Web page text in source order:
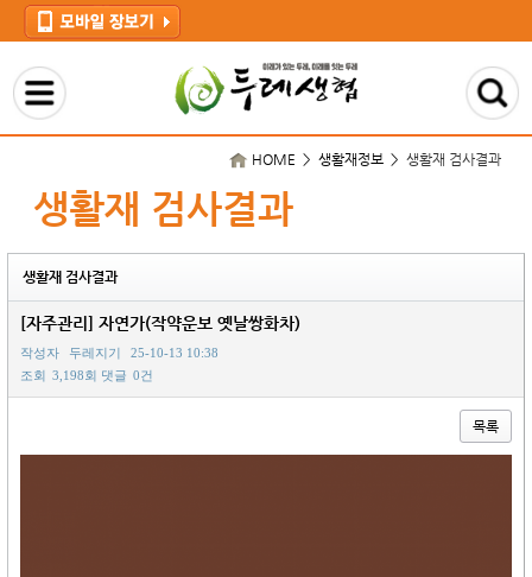
생활재 검사결과
HOME > 생활재정보 > 생활재 검사결과
생활재 검사결과
[자주관리] 자연가(작약운보 옛날쌍화차)
작성자 두레지기
25-10-13 10:38
조회 3,198회 댓글 0건
목록